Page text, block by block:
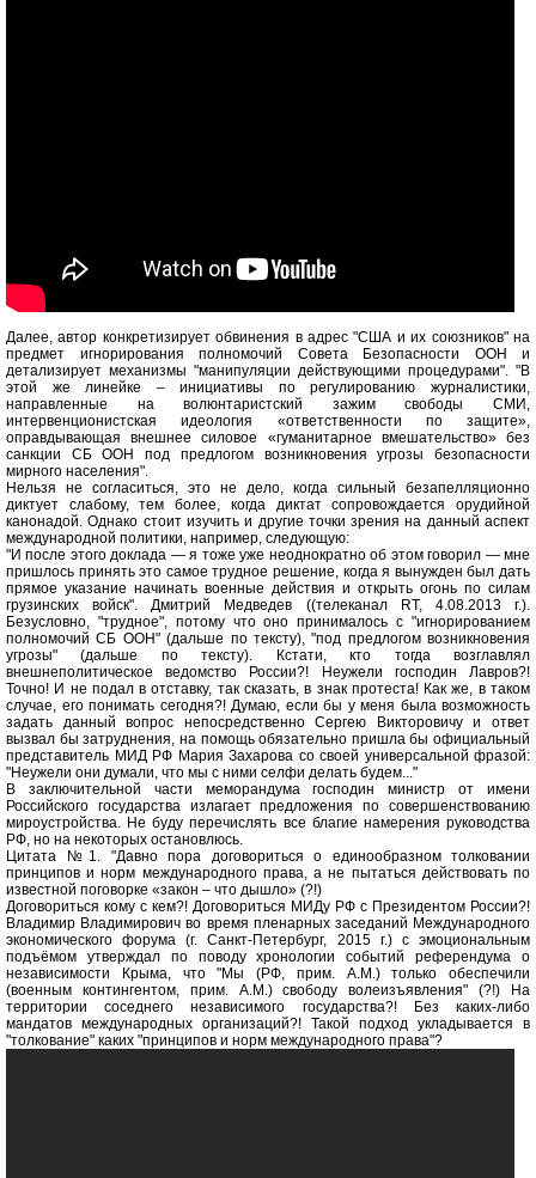
Далее, автор конкретизирует обвинения в адрес "США и их союзников" на
предмет игнорирования полномочий Совета Безопасности ООН и
детализирует механизмы "манипуляции действующими процедурами". "В
этой же линейке – инициативы по регулированию журналистики,
направленные на волюнтаристский зажим свободы СМИ,
интервенционистская идеология «ответственности по защите»,
оправдывающая внешнее силовое «гуманитарное вмешательство» без
санкции СБ ООН под предлогом возникновения угрозы безопасности
мирного населения".
Нельзя не согласиться, это не дело, когда сильный безапелляционно
диктует слабому, тем более, когда диктат сопровождается орудийной
канонадой. Однако стоит изучить и другие точки зрения на данный аспект
международной политики, например, следующую:
"И после этого доклада — я тоже уже неоднократно об этом говорил — мне
пришлось принять это самое трудное решение, когда я вынужден был дать
прямое указание начинать военные действия и открыть огонь по силам
грузинских войск". Дмитрий Медведев ((телеканал RT, 4.08.2013 г.).
Безусловно, "трудное", потому что оно принималось с "игнорированием
полномочий СБ ООН" (дальше по тексту), "под предлогом возникновения
угрозы" (дальше по тексту). Кстати, кто тогда возглавлял
внешнеполитическое ведомство России?! Неужели господин Лавров?!
Точно! И не подал в отставку, так сказать, в знак протеста! Как же, в таком
случае, его понимать сегодня?! Думаю, если бы у меня была возможность
задать данный вопрос непосредственно Сергею Викторовичу и ответ
вызвал бы затруднения, на помощь обязательно пришла бы официальный
представитель МИД РФ Мария Захарова со своей универсальной фразой:
"Неужели они думали, что мы с ними селфи делать будем..."
В заключительной части меморандума господин министр от имени
Российского государства излагает предложения по совершенствованию
мироустройства. Не буду перечислять все благие намерения руководства
РФ, но на некоторых остановлюсь.
Цитата №1. "Давно пора договориться о единообразном толковании
принципов и норм международного права, а не пытаться действовать по
известной поговорке «закон – что дышло» (?!)
Договориться кому с кем?! Договориться МИДу РФ с Президентом России?!
Владимир Владимирович во время пленарных заседаний Международного
экономического форума (г. Санкт-Петербург, 2015 г.) с эмоциональным
подъёмом утверждал по поводу хронологии событий референдума о
независимости Крыма, что "Мы (РФ, прим. А.М.) только обеспечили
(военным контингентом, прим. А.М.) свободу волеизъявления" (?!) На
территории соседнего независимого государства?! Без каких-либо
мандатов международных организаций?! Такой подход укладывается в
"толкование" каких "принципов и норм международного права"?